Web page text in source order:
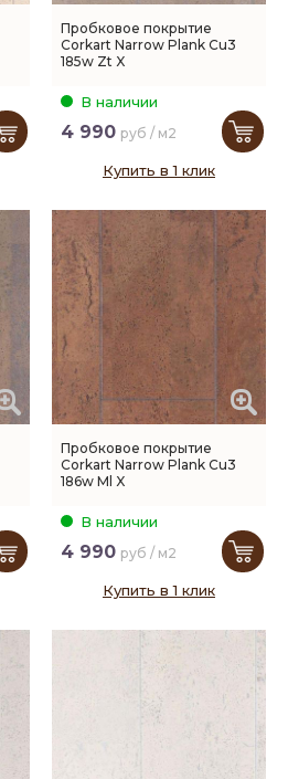
Пробковое покрытие
Corkart Narrow Plank Cu3
185w Zt X
В наличии
4 990 руб / м2
Купить в 1 клик
Пробковое покрытие
Corkart Narrow Plank Cu3
186w Ml X
В наличии
4 990 руб / м2
Купить в 1 клик